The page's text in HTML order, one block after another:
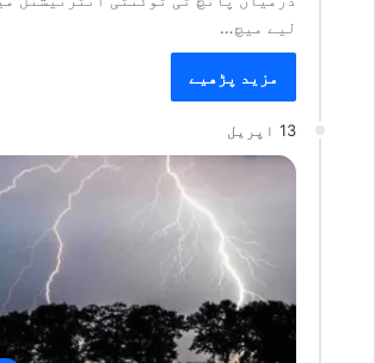
لیے میچ…
مزید پڑھیے
13 اپریل